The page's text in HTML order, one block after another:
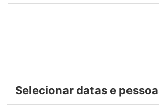
Selecionar datas e